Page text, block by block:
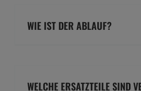
WIE IST DER ABLAUF?
WELCHE ERSATZTEILE SIND